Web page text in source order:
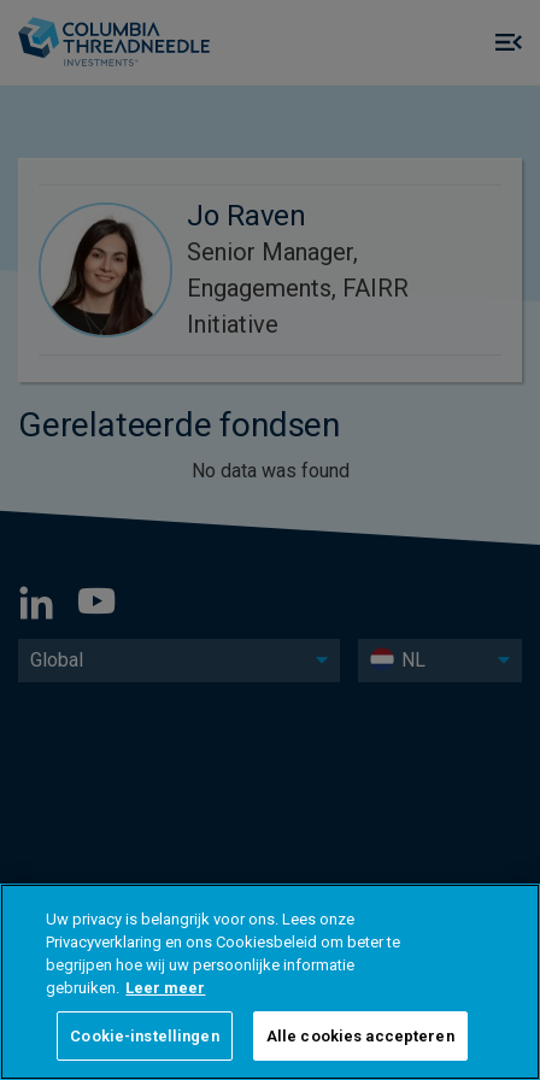
Jo Raven
Senior Manager,
Engagements, FAIRR
Initiative
Gerelateerde fondsen
No data was found
Global NL
Uw privacy is belangrijk voor ons. Lees onze
Privacyverklaring en ons Cookiesbeleid om beter te
begrijpen hoe wij uw persoonlijke informatie
gebruiken. Leer meer
Cookie-instellingen Alle cookies accepteren